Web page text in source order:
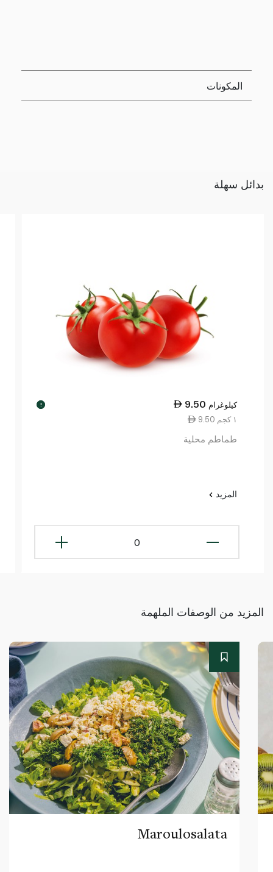
المكونات
بدائل سهلة
9.50 كيلوغرام !
9.50 ١ كجم
طماطم محلية
المزيد
0
المزيد من الوصفات الملهمة
Maroulosalata